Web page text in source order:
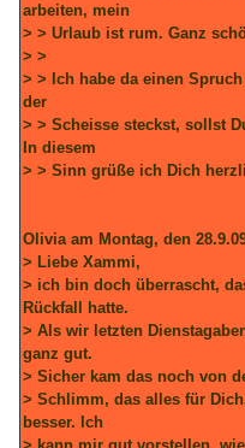
arbeiten, mein
> > Urlaub ist rum. Ganz
> >
> > Ich habe da einen
der
> > Scheisse steckst, sollst
In diesem
> > Sinn grüße ich Dich
Olivia am Montag, den
> Liebe Xammi,
> ich bin doch überrascht,
Rückfall hatte.
> Als wir letzten
ganz gut.
> Sicher kam das noch von
> Schlimm, das alles für
besser. Ich